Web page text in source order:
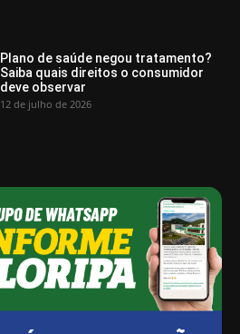
Plano de saúde negou tratamento?
Saiba quais direitos o consumidor
deve observar
12 de julho de 2026